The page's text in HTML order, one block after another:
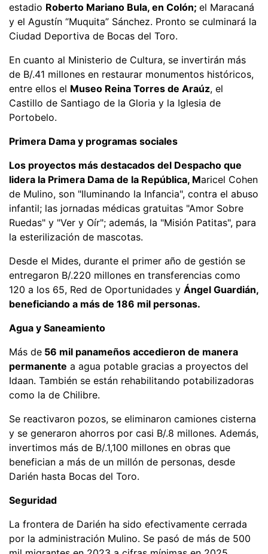
estadio Roberto Mariano Bula, en Colón; el Maracaná
y el Agustín “Muquita” Sánchez. Pronto se culminará la
Ciudad Deportiva de Bocas del Toro.
En cuanto al Ministerio de Cultura, se invertirán más
de B/.41 millones en restaurar monumentos históricos,
entre ellos el Museo Reina Torres de Araúz, el
Castillo de Santiago de la Gloria y la Iglesia de
Portobelo.
Primera Dama y programas sociales
Los proyectos más destacados del Despacho que
lidera la Primera Dama de la República, Maricel Cohen
de Mulino, son "Iluminando la Infancia", contra el abuso
infantil; las jornadas médicas gratuitas "Amor Sobre
Ruedas" y "Ver y Oír"; además, la "Misión Patitas", para
la esterilización de mascotas.
Desde el Mides, durante el primer año de gestión se
entregaron B/.220 millones en transferencias como
120 a los 65, Red de Oportunidades y Ángel Guardián,
beneficiando a más de 186 mil personas.
Agua y Saneamiento
Más de 56 mil panameños accedieron de manera
permanente a agua potable gracias a proyectos del
Idaan. También se están rehabilitando potabilizadoras
como la de Chilibre.
Se reactivaron pozos, se eliminaron camiones cisterna
y se generaron ahorros por casi B/.8 millones. Además,
invertimos más de B/.1,100 millones en obras que
benefician a más de un millón de personas, desde
Darién hasta Bocas del Toro.
Seguridad
La frontera de Darién ha sido efectivamente cerrada
por la administración Mulino. Se pasó de más de 500